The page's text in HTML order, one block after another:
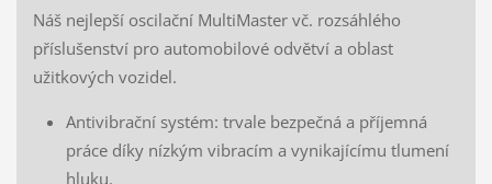
Náš nejlepší oscilační MultiMaster vč. rozsáhlého
příslušenství pro automobilové odvětví a oblast
užitkových vozidel.
Antivibrační systém: trvale bezpečná a příjemná
práce díky nízkým vibracím a vynikajícímu tlumení
hluku.